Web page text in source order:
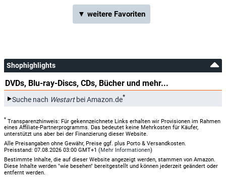
▼ weitere Favoriten
Shophighlights
DVDs, Blu-ray-Discs, CDs, Bücher und mehr...
Suche nach Westartbei Amazon.de*
* Transparenzhinweis: Für gekennzeichnete Links erhalten wir Provisionen im Rahmen
eines Affiliate-Partnerprogramms. Das bedeutet keine Mehrkosten für Käufer,
unterstützt uns aber bei der Finanzierung dieser Website.
Alle Preisangaben ohne Gewähr, Preise ggf. plus Porto & Versandkosten.
Preisstand: 07.08.2026 03:00 GMT+1 (Mehr Informationen)
Bestimmte Inhalte, die auf dieser Website angezeigt werden, stammen von Amazon.
Diese Inhalte werden "wie besehen" bereitgestellt und können jederzeit geändert oder
entfernt werden.